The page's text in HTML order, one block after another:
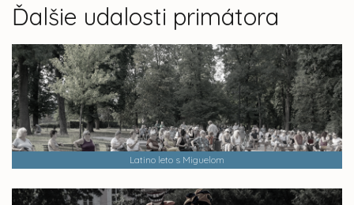
Ďalšie udalosti primátora
Latino leto s Miguelom